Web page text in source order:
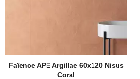
Faïence APE Argillae 60x120 Nisus
Coral